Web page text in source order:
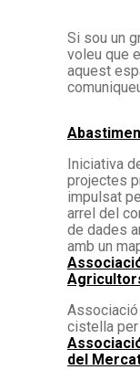
Si sou un
voleu que
aquest
Iniciativa
projectes
impulsat
arrel del
de dades
amb un
Associació
cistella per
del